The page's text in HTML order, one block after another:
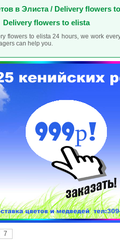
в Элиста / Delivery flowers
Delivery flowers to elista
flowers to elista 24 hours, we work
can help you.
7